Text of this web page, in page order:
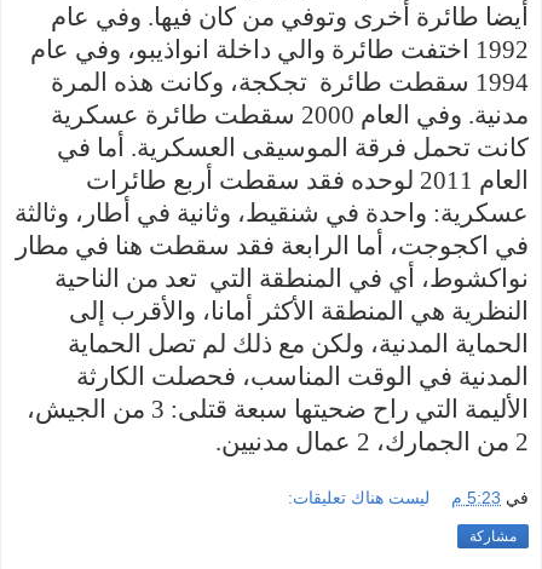
أيضا طائرة أخرى وتوفي من كان فيها. وفي عام
1992 اختفت طائرة والي داخلة انواذيبو، وفي عام
1994 سقطت طائرة تجكجة، وكانت هذه المرة
مدنية. وفي العام 2000 سقطت
طائرة عسكرية
كانت تحمل فرقة الموسيقى العسكرية. أما في
العام 2011 لوحده فقد سقطت أربع طائرات
عسكرية: واحدة في شنقيط، وثانية في أطار، وثالثة
في اكجوجت، أما الرابعة فقد سقطت هنا في مطار
نواكشوط، أي في المنطقة التي تعد من الناحية
النظرية هي المنطقة الأكثر أمانا، والأقرب إلى
الحماية المدنية، ولكن مع ذلك لم تصل الحماية
المدنية في الوقت المناسب، فحصلت الكارثة
الأليمة التي راح ضحيتها سبعة قتلى: 3 من الجيش،
2 من الجمارك، 2 عمال مدنيين.
في 5:23 م ليست هناك تعليقات:
مشاركة